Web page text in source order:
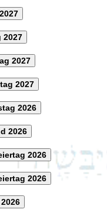
2027
2027
2027
2026
2026
2026
2026